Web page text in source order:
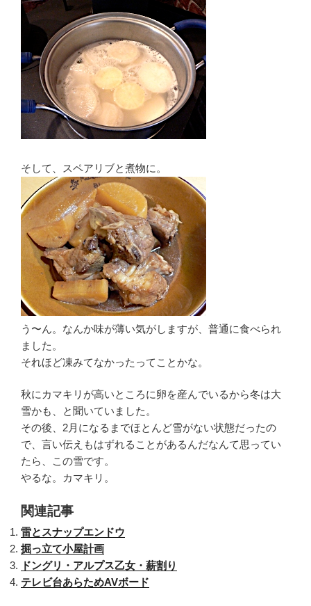
そして、スペアリブと煮物に。
う〜ん。なんか味が薄い気がしますが、普通に食べられ
ました。
それほど凍みてなかったってことかな。
秋にカマキリが高いところに卵を産んでいるから冬は大
雪かも、と聞いていました。
その後、2月になるまでほとんど雪がない状態だったの
で、言い伝えもはずれることがあるんだなんて思ってい
たら、この雪です。
やるな。カマキリ。
関連記事
雷とスナップエンドウ
掘っ立て小屋計画
ドングリ・アルプス乙女・薪割り
テレビ台あらためAVボード